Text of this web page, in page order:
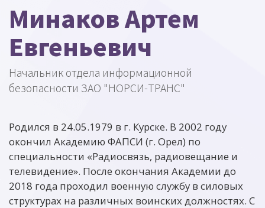
Минаков Артем
Евгеньевич
Начальник отдела информационной
безопасности ЗАО "НОРСИ-ТРАНС"
Родился в 24.05.1979 в г. Курске. В 2002 году
окончил Академию ФАПСИ (г. Орел) по
специальности «Радиосвязь, радиовещание и
телевидение». После окончания Академии до
2018 года проходил военную службу в силовых
структурах на различных воинских должностях. С